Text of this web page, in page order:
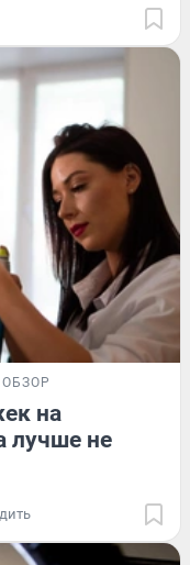
ОБЗОР
на
лучше не